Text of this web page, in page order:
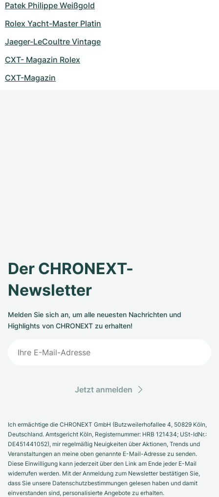
Patek Philippe Weißgold
Rolex Yacht-Master Platin
Jaeger-LeCoultre Vintage
CXT- Magazin Rolex
CXT-Magazin
Der CHRONEXT-
Newsletter
Melden Sie sich an, um alle neuesten Nachrichten und
Highlights von CHRONEXT zu erhalten!
Jetzt anmelden
Ich ermächtige die CHRONEXT GmbH (Butzweilerhofallee 4, 50829 Köln,
Deutschland. Amtsgericht Köln, Registernummer: HRB 121434; USt-IdNr.:
DE451441052), mir regelmäßig Neuigkeiten über Aktionen, Trends und
Veranstaltungen an meine oben genannte E-Mail-Adresse zu senden.
Diese Einwilligung kann jederzeit über den Link am Ende jeder E-Mail
widerrufen werden. Mit der Anmeldung zum Newsletter bestätigen Sie,
dass Sie unsere Datenschutzbestimmungen gelesen haben und damit
einverstanden sind, personalisierte Angebote zu erhalten.